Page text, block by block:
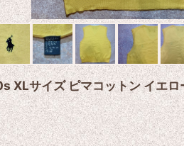
サイズ ピマコットン イエロ